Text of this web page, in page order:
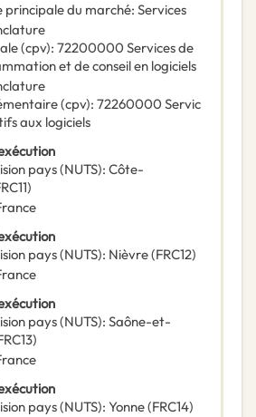
principale du marché: Services
(cpv): 72200000 Services de
et de conseil en logiciels
(cpv): 72260000 Servic
aux logiciels
pays (NUTS): Côte-
)
pays (NUTS): Nièvre(FRC12)
pays (NUTS): Saône-et-
)
pays (NUTS): Yonne(FRC14)